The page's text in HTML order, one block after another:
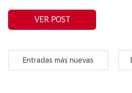
VER POST
Entradas más nuevas